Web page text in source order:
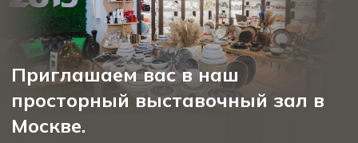
Приглашаем вас в наш
просторный выставочный зал в
Москве.